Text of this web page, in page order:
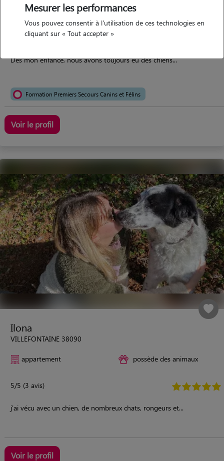
maison
5/5 (14 avis)
Dès mon enfance, nous avons toujours eu des chiens...
Formation Premiers Secours Canins et Félins
Voir le profil
Ilona
VILLEFONTAINE 38090
appartement possède des animaux
5/5 (3 avis)
j'ai vécu avec un chien, de nombreux chats, rongeurs et...
Voir le profil
Mesurer les performances
Vous pouvez consentir à l'utilisation de ces technologies en
cliquant sur « Tout accepter »